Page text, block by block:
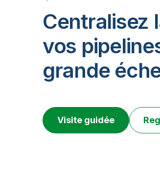
Centralisez
vos
grande
Visite guidée